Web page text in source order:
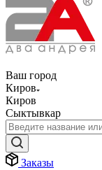
Ваш город
Киров
Киров
Сыктывкар
Заказы